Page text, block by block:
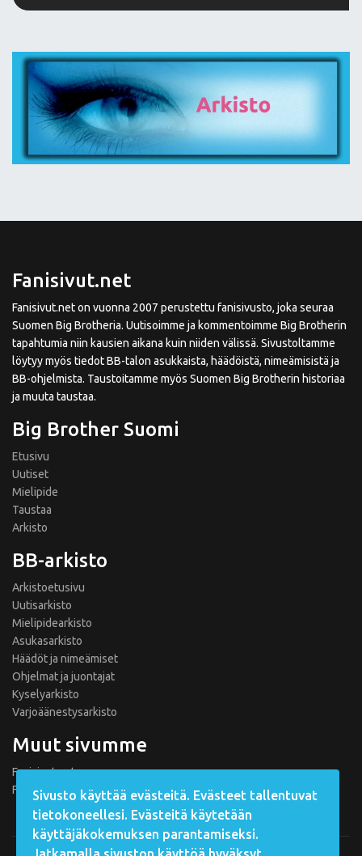
Fanisivut.net
Fanisivut.net on vuonna 2007 perustettu fanisivusto, joka seuraa
Suomen Big Brotheria. Uutisoimme ja kommentoimme Big Brotherin
tapahtumia niin kausien aikana kuin niiden välissä. Sivustoltamme
löytyy myös tiedot BB-talon asukkaista, häädöistä, nimeämisistä ja
BB-ohjelmista. Taustoitamme myös Suomen Big Brotherin historiaa
ja muuta taustaa.
Big Brother Suomi
Etusivu
Uutiset
Mielipide
Taustaa
Arkisto
BB-arkisto
Arkistoetusivu
Uutisarkisto
Mielipidearkisto
Asukasarkisto
Häädöt ja nimeämiset
Ohjelmat ja juontajat
Kyselyarkisto
Varjoäänestysarkisto
Muut sivumme
Fanisivut.net
Formula 1 Fanisivut
Sivusto käyttää evästeitä. Evästeet tallentuvat
tietokoneellesi. Evästeitä käytetään
käyttäjäkokemuksen parantamiseksi.